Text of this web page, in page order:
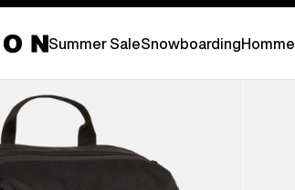
Summer SaleSnowboardingHomme